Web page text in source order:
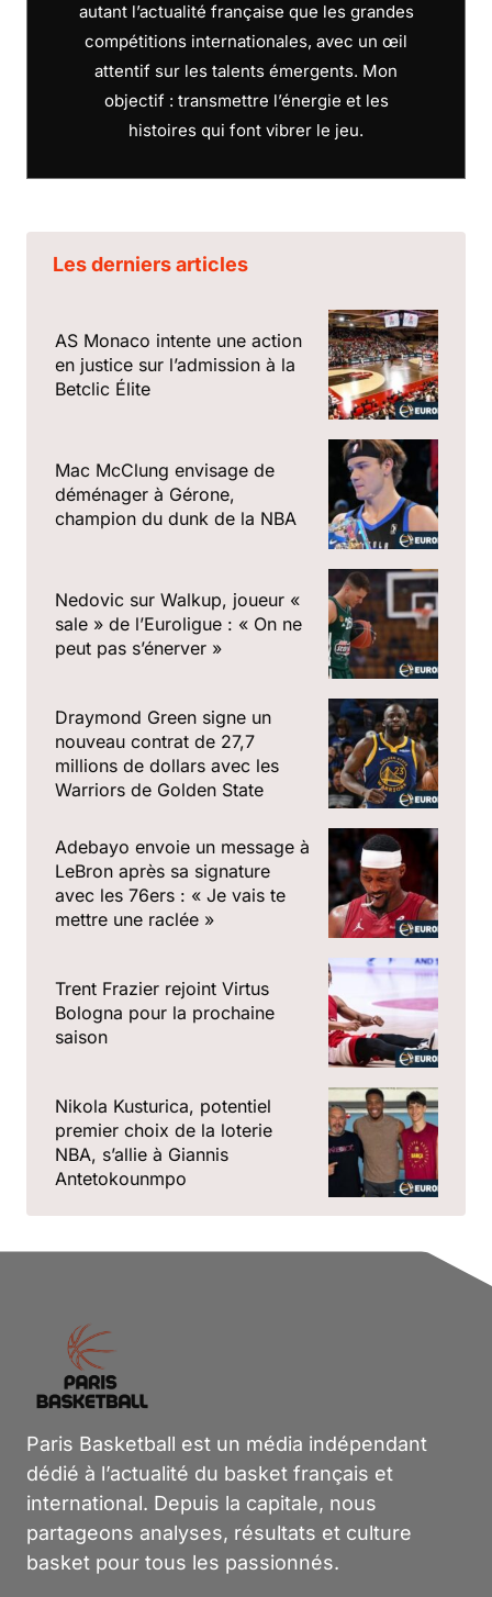
autant l’actualité française que les grandes
compétitions internationales, avec un œil
attentif sur les talents émergents. Mon
objectif : transmettre l’énergie et les
histoires qui font vibrer le jeu.
Les derniers articles
AS Monaco intente une action
en justice sur l’admission à la
Betclic Élite
Mac McClung envisage de
déménager à Gérone,
champion du dunk de la NBA
Nedovic sur Walkup, joueur «
sale » de l’Euroligue : « On ne
peut pas s’énerver »
Draymond Green signe un
nouveau contrat de 27,7
millions de dollars avec les
Warriors de Golden State
Adebayo envoie un message à
LeBron après sa signature
avec les 76ers : « Je vais te
mettre une raclée »
Trent Frazier rejoint Virtus
Bologna pour la prochaine
saison
Nikola Kusturica, potentiel
premier choix de la loterie
NBA, s’allie à Giannis
Antetokounmpo
Paris Basketball est un média indépendant
dédié à l’actualité du basket français et
international. Depuis la capitale, nous
partageons analyses, résultats et culture
basket pour tous les passionnés.